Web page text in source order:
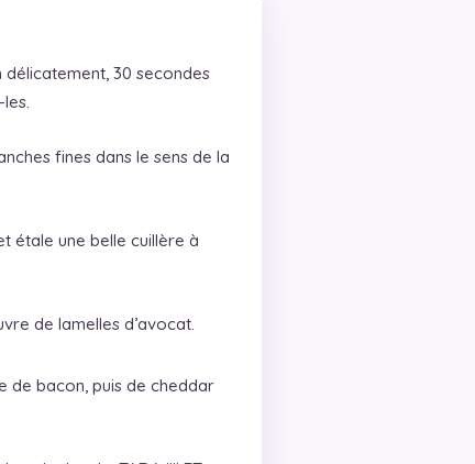
30 secondes
fines dans le sens de la
étale une belle cuillère à
de lamelles d’avocat.
de bacon, puis de cheddar